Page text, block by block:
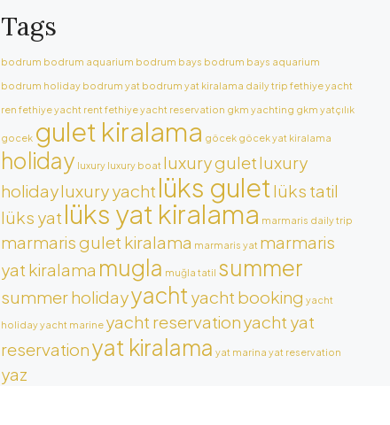
Tags
bodrum bodrum aquarium bodrum bays bodrum bays aquarium
bodrum holiday bodrum yat bodrum yat kiralama daily trip fethiye yacht
ren fethiye yacht rent fethiye yacht reservation gkm yachting gkm yatçılık
gocek gulet kiralama göcek göcek yat kiralama
holiday luxury luxury boat luxury guletluxury
holidayluxury yacht lüks guletlüks tatil
lüks yat lüks yat kiralama marmaris daily trip
marmaris gulet kiralama marmaris yat marmaris
yat kiralama mugla muğla tatil summer
summer holidayyacht yacht booking yacht
holidayyacht marine yacht reservationyacht yat
reservationyat kiralama yat marina yat reservation
yaz